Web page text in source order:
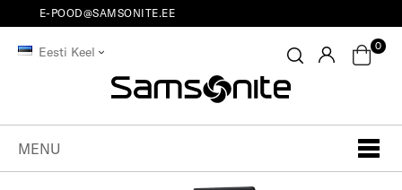
E-POOD@SAMSONITE.EE
Eesti Keel 0
MENU